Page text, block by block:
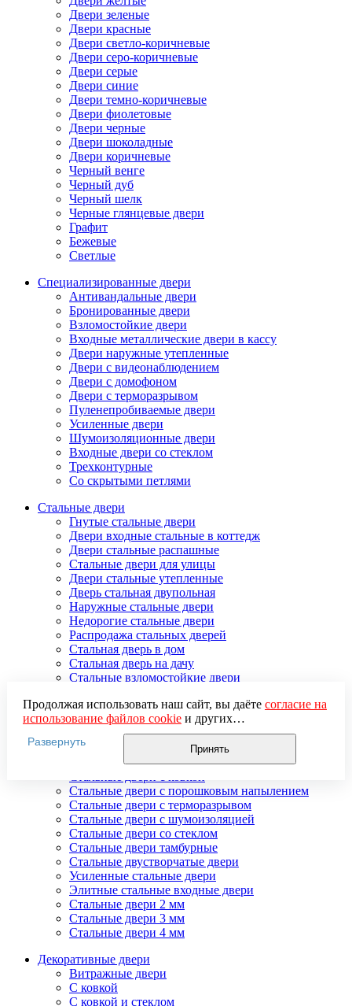
Двери зеленые
Двери красные
Двери светло-коричневые
Двери серо-коричневые
Двери серые
Двери синие
Двери темно-коричневые
Двери фиолетовые
Двери черные
Двери шоколадные
Двери коричневые
Черный венге
Черный дуб
Черный шелк
Черные глянцевые двери
Графит
Бежевые
Светлые
Специализированные двери
Антивандальные двери
Бронированные двери
Взломостойкие двери
Входные металлические двери в кассу
Двери наружные утепленные
Двери с видеонаблюдением
Двери с домофоном
Двери с терморазрывом
Пуленепробиваемые двери
Усиленные двери
Шумоизоляционные двери
Входные двери со стеклом
Трехконтурные
Со скрытыми петлями
Стальные двери
Гнутые стальные двери
Двери входные стальные в коттедж
Двери стальные распашные
Стальные двери для улицы
Двери стальные утепленные
Дверь стальная двупольная
Наружные стальные двери
Недорогие стальные двери
Распродажа стальных дверей
Стальная дверь в дом
Стальная дверь на дачу
Стальные взломостойкие двери
Стальные двери в подъезд
Стальные двери внутреннего открывания
Стальные двери массив
Стальные двери мдф
Стальные двери с зеркалом
Стальные двери с порошковым напылением
Стальные двери с терморазрывом
Стальные двери с шумоизоляцией
Стальные двери со стеклом
Стальные двери тамбурные
Стальные двустворчатые двери
Усиленные стальные двери
Элитные стальные входные двери
Стальные двери 2 мм
Стальные двери 3 мм
Стальные двери 4 мм
Декоративные двери
Витражные двери
С ковкой
С ковкой и стеклом
Продолжая использовать наш сайт, вы даёте согласие на
использование файлов cookieи других
пользовательских данных (включая IP-адрес, сведения о
местоположении, устройстве, действиях на сайте и т. п.)
для функционирования сайта, проведения
использования систем аналитики (например,
Яндекс.Метрика), в соответствии с нашей
обработки персональных данных.
Если вы не хотите, чтобы ваши данные обрабатывались,
настройте ограничения в браузере или покиньте сайт.
Развернуть
Принять